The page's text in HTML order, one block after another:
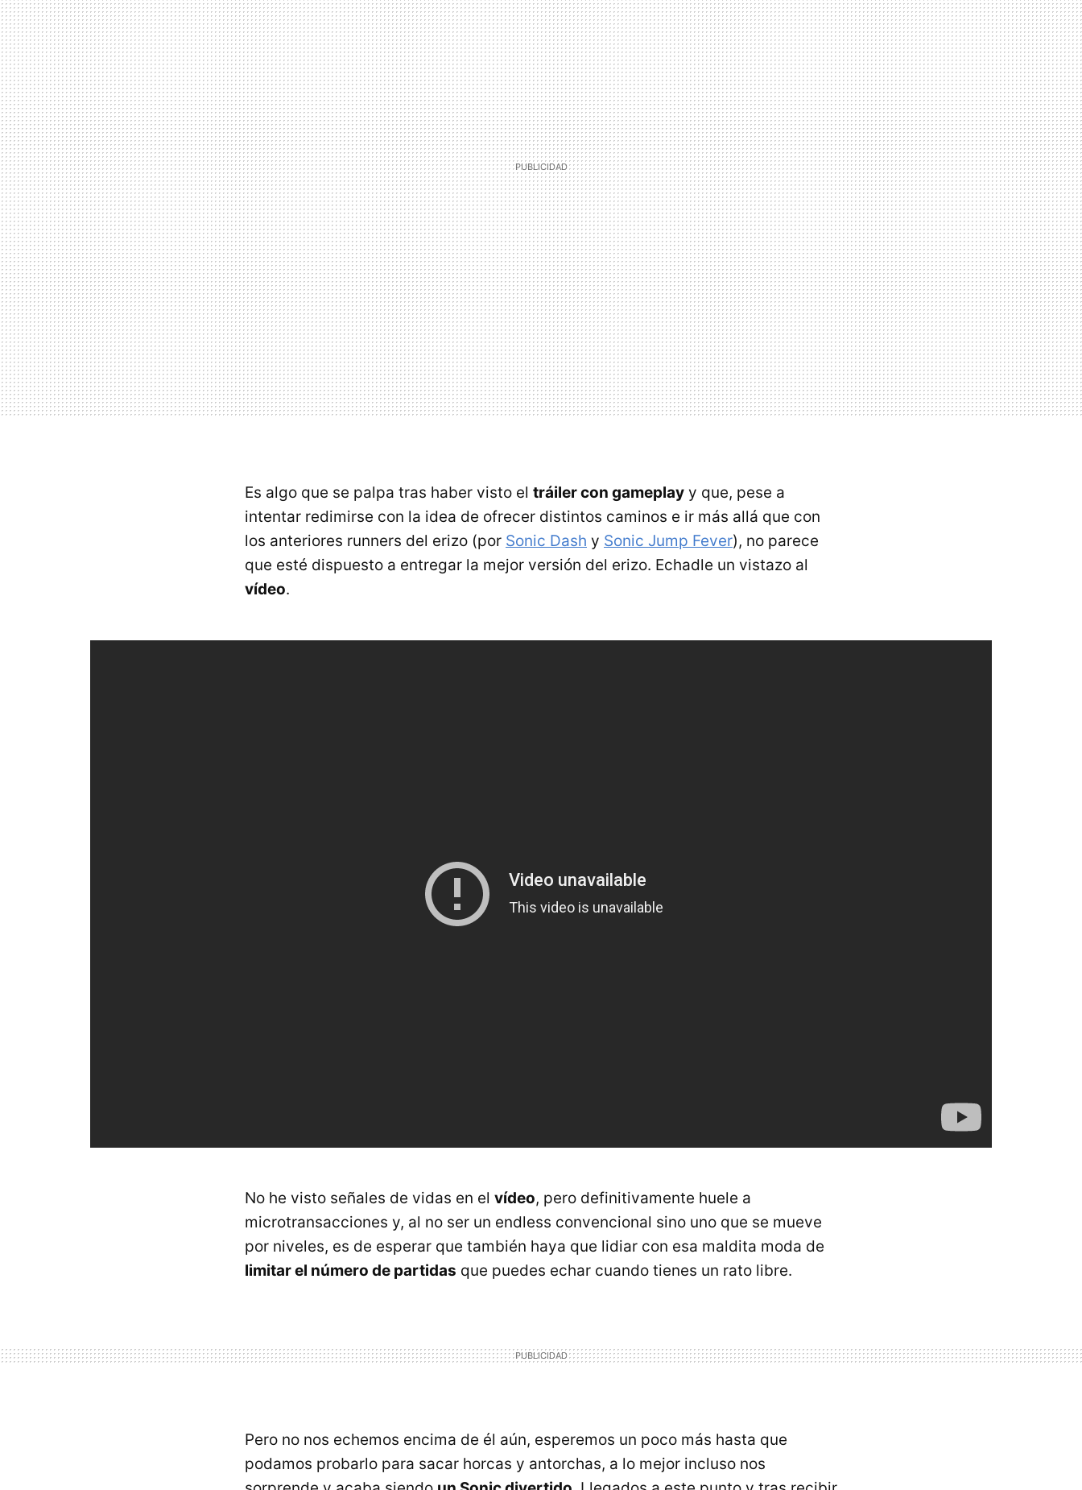
Es algo que se palpa tras haber visto el tráiler con gameplay y que, pese a
intentar redimirse con la idea de ofrecer distintos caminos e ir más allá que con
los anteriores runners del erizo (por Sonic Dash y Sonic Jump Fever), no parece
que esté dispuesto a entregar la mejor versión del erizo. Echadle un vistazo al
vídeo.
No he visto señales de vidas en el vídeo, pero definitivamente huele a
microtransacciones y, al no ser un endless convencional sino uno que se mueve
por niveles, es de esperar que también haya que lidiar con esa maldita moda de
limitar el número de partidas que puedes echar cuando tienes un rato libre.
Pero no nos echemos encima de él aún, esperemos un poco más hasta que
podamos probarlo para sacar horcas y antorchas, a lo mejor incluso nos